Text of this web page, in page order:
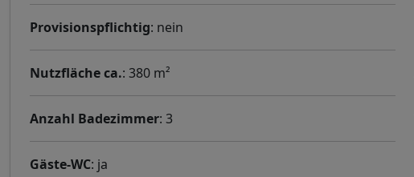
Provisionspflichtig: nein
Nutzfläche ca.: 380 m²
Anzahl Badezimmer: 3
Gäste-WC: ja